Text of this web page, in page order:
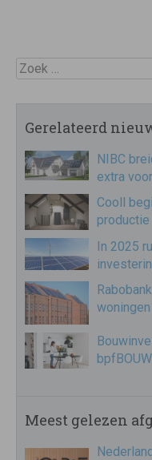
Zoek
Gerelateerd
NIBC
extra
Cooll
productie
In 2025
Meest gelezen